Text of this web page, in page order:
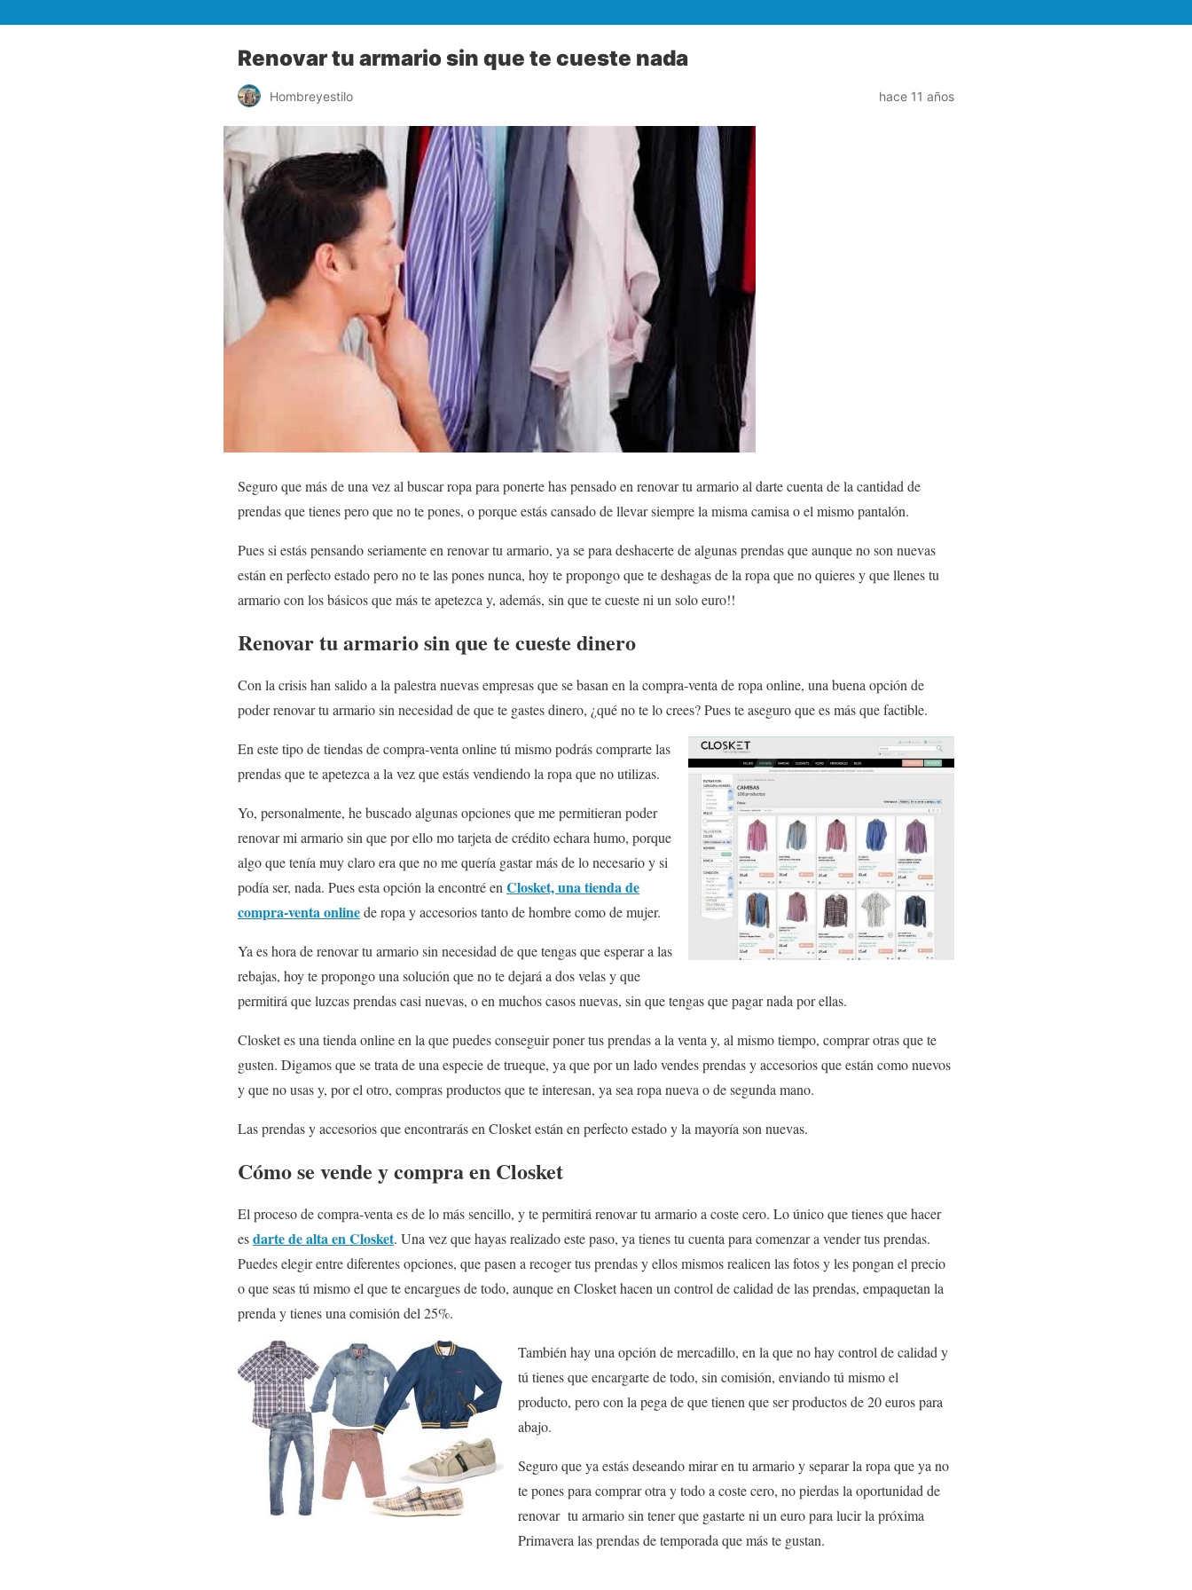
Renovar tu armario sin que te cueste nada
Hombreyestilo hace 11 años
Seguro que más de una vez al buscar ropa para ponerte has pensado en renovar tu armario al darte cuenta de la cantidad de
prendas que tienes pero que no te pones, o porque estás cansado de llevar siempre la misma camisa o el mismo pantalón.
Pues si estás pensando seriamente en renovar tu armario, ya se para deshacerte de algunas prendas que aunque no son nuevas
están en perfecto estado pero no te las pones nunca, hoy te propongo que te deshagas de la ropa que no quieres y que llenes tu
armario con los básicos que más te apetezca y, además, sin que te cueste ni un solo euro!!
Renovar tu armario sin que te cueste dinero
Con la crisis han salido a la palestra nuevas empresas que se basan en la compra-venta de ropa online, una buena opción de
poder renovar tu armario sin necesidad de que te gastes dinero, ¿qué no te lo crees? Pues te aseguro que es más que factible.
En este tipo de tiendas de compra-venta online tú mismo podrás comprarte las
prendas que te apetezca a la vez que estás vendiendo la ropa que no utilizas.
Yo, personalmente, he buscado algunas opciones que me permitieran poder
renovar mi armario sin que por ello mo tarjeta de crédito echara humo, porque
algo que tenía muy claro era que no me quería gastar más de lo necesario y si
podía ser, nada. Pues esta opción la encontré en Closket, una tienda de
compra-venta onlinede ropa y accesorios tanto de hombre como de mujer.
Ya es hora de renovar tu armario sin necesidad de que tengas que esperar a las
rebajas, hoy te propongo una solución que no te dejará a dos velas y que
permitirá que luzcas prendas casi nuevas, o en muchos casos nuevas, sin que tengas que pagar nada por ellas.
Closket es una tienda online en la que puedes conseguir poner tus prendas a la venta y, al mismo tiempo, comprar otras que te
gusten. Digamos que se trata de una especie de trueque, ya que por un lado vendes prendas y accesorios que están como nuevos
y que no usas y, por el otro, compras productos que te interesan, ya sea ropa nueva o de segunda mano.
Las prendas y accesorios que encontrarás en Closket están en perfecto estado y la mayoría son nuevas.
Cómo se vende y compra en Closket
El proceso de compra-venta es de lo más sencillo, y te permitirá renovar tu armario a coste cero. Lo único que tienes que hacer
esdarte de alta en Closket. Una vez que hayas realizado este paso, ya tienes tu cuenta para comenzar a vender tus prendas.
Puedes elegir entre diferentes opciones, que pasen a recoger tus prendas y ellos mismos realicen las fotos y les pongan el precio
o que seas tú mismo el que te encargues de todo, aunque en Closket hacen un control de calidad de las prendas, empaquetan la
prenda y tienes una comisión del 25%.
También hay una opción de mercadillo, en la que no hay control de calidad y
tú tienes que encargarte de todo, sin comisión, enviando tú mismo el
producto, pero con la pega de que tienen que ser productos de 20 euros para
abajo.
Seguro que ya estás deseando mirar en tu armario y separar la ropa que ya no
te pones para comprar otra y todo a coste cero, no pierdas la oportunidad de
renovar tu armario sin tener que gastarte ni un euro para lucir la próxima
Primavera las prendas de temporada que más te gustan.